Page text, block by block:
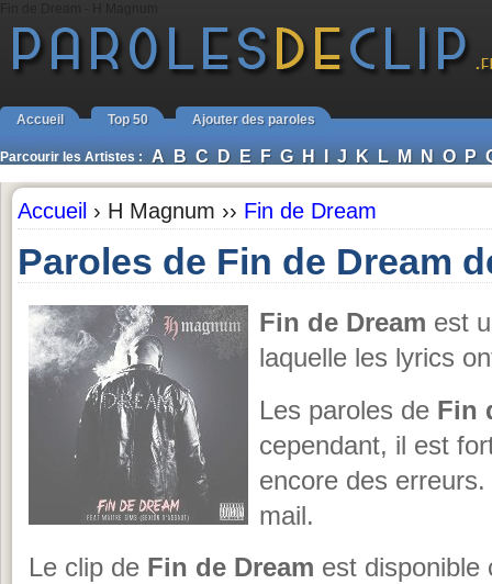
Accueil Top 50 Ajouter des paroles
Parcourir les Artistes : A B C D E F G H I J K L M N O P
Accueil › H Magnum ›› Fin de Dream
Paroles de Fin de Dream
Fin de Dream est
laquelle les lyrics
Les paroles de Fin
cependant, il est
encore des
mail.
Le clip de Fin de Dream est disponible